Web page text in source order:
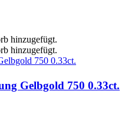
hinzugefügt.
hinzugefügt.
Gelbgold 750 0.33ct.